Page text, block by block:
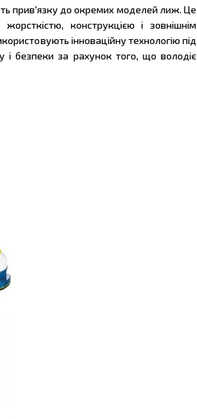
прив'язку до окремих моделей лиж. Це
конструкцією і зовнішнім
інноваційну технологію під
безпеки за рахунок того, що володіє